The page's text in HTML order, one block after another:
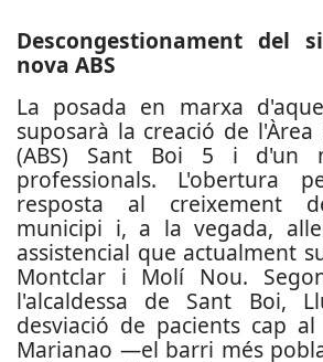
Descongestionament del
nova ABS
La posada en marxa
suposarà la creació de l'Àrea
(ABS) Sant Boi 5 i d'un
professionals. L'obertura
resposta al creixement
municipi i, a la vegada,
assistencial que actualment
Montclar i Molí Nou.
l'alcaldessa de Sant Boi,
desviació de pacients cap
Marianao —el barri més